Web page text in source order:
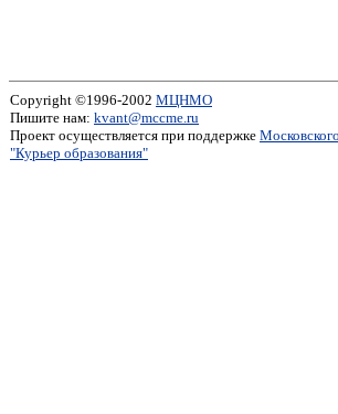
Copyright ©1996-2002 МЦНМО
Пишите нам: kvant@mccme.ru
Проект осуществляется при поддержке
"Курьер образования"